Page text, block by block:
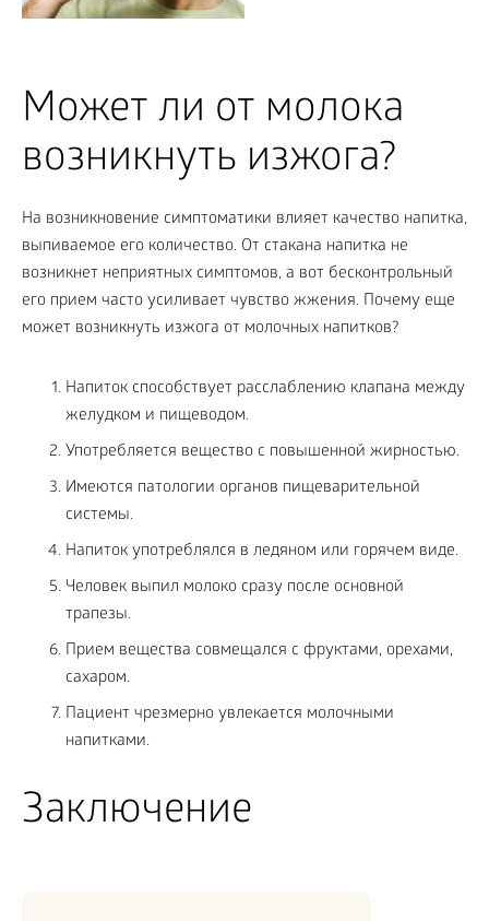
Может ли от молока
возникнуть изжога?
На возникновение симптоматики влияет качество напитка,
выпиваемое его количество. От стакана напитка не
возникнет неприятных симптомов, а вот бесконтрольный
его прием часто усиливает чувство жжения. Почему еще
может возникнуть изжога от молочных напитков?
Напиток способствует расслаблению клапана между
желудком и пищеводом.
Употребляется вещество с повышенной жирностью.
Имеются патологии органов пищеварительной
системы.
Напиток употреблялся в ледяном или горячем виде.
Человек выпил молоко сразу после основной
трапезы.
Прием вещества совмещался с фруктами, орехами,
сахаром.
Пациент чрезмерно увлекается молочными
напитками.
Заключение